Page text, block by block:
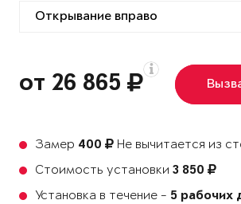
от 26 865
Замер 400
Не вычитается из
Стоимость установки3 850
Установка в течение - 5 рабочих